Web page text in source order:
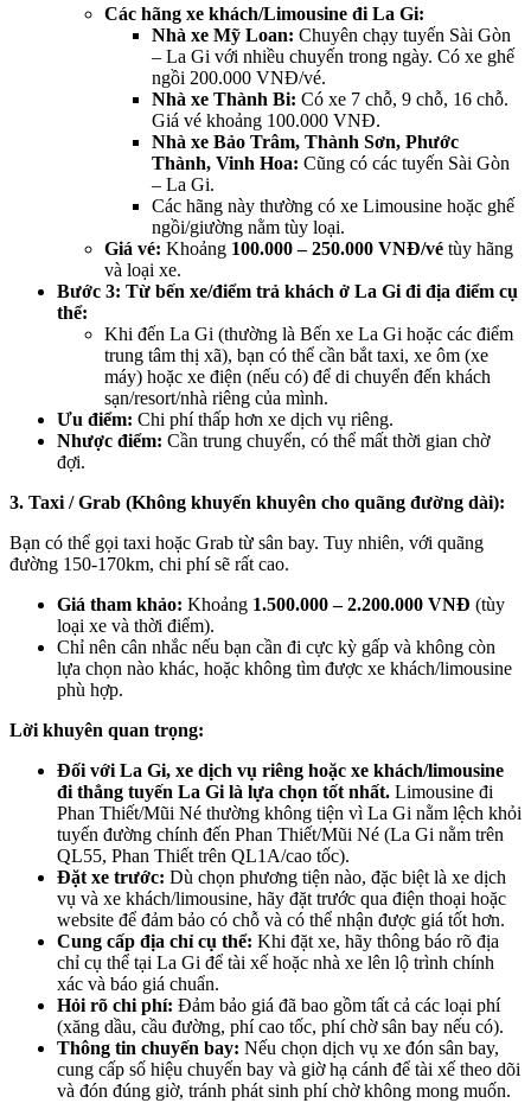
Các hãng xe khách/Limousine đi La Gi:
Nhà xe Mỹ Loan: Chuyên chạy tuyến Sài Gòn
– La Gi với nhiều chuyến trong ngày. Có xe ghế
ngồi 200.000 VNĐ/vé.
Nhà xe Thành Bi: Có xe 7 chỗ, 9 chỗ, 16 chỗ.
Giá vé khoảng 100.000 VNĐ.
Nhà xe Bảo Trâm, Thành Sơn, Phước
Thành, Vinh Hoa: Cũng có các tuyến Sài Gòn
– La Gi.
Các hãng này thường có xe Limousine hoặc ghế
ngồi/giường nằm tùy loại.
Giá vé: Khoảng 100.000 – 250.000 VNĐ/vé tùy hãng
và loại xe.
Bước 3: Từ bến xe/điểm trả khách ở La Gi đi địa điểm cụ
thể:
Khi đến La Gi (thường là Bến xe La Gi hoặc các điểm
trung tâm thị xã), bạn có thể cần bắt taxi, xe ôm (xe
máy) hoặc xe điện (nếu có) để di chuyển đến khách
sạn/resort/nhà riêng của mình.
Ưu điểm: Chi phí thấp hơn xe dịch vụ riêng.
Nhược điểm: Cần trung chuyển, có thể mất thời gian chờ
đợi.
3. Taxi / Grab (Không khuyến khuyên cho quãng đường dài):
Bạn có thể gọi taxi hoặc Grab từ sân bay. Tuy nhiên, với quãng
đường 150-170km, chi phí sẽ rất cao.
Giá tham khảo: Khoảng 1.500.000 – 2.200.000 VNĐ (tùy
loại xe và thời điểm).
Chỉ nên cân nhắc nếu bạn cần đi cực kỳ gấp và không còn
lựa chọn nào khác, hoặc không tìm được xe khách/limousine
phù hợp.
Lời khuyên quan trọng:
Đối với La Gi, xe dịch vụ riêng hoặc xe khách/limousine
đi thẳng tuyến La Gi là lựa chọn tốt nhất. Limousine đi
Phan Thiết/Mũi Né thường không tiện vì La Gi nằm lệch khỏi
tuyến đường chính đến Phan Thiết/Mũi Né (La Gi nằm trên
QL55, Phan Thiết trên QL1A/cao tốc).
Đặt xe trước: Dù chọn phương tiện nào, đặc biệt là xe dịch
vụ và xe khách/limousine, hãy đặt trước qua điện thoại hoặc
website để đảm bảo có chỗ và có thể nhận được giá tốt hơn.
Cung cấp địa chỉ cụ thể: Khi đặt xe, hãy thông báo rõ địa
chỉ cụ thể tại La Gi để tài xế hoặc nhà xe lên lộ trình chính
xác và báo giá chuẩn.
Hỏi rõ chi phí: Đảm bảo giá đã bao gồm tất cả các loại phí
(xăng dầu, cầu đường, phí cao tốc, phí chờ sân bay nếu có).
Thông tin chuyến bay: Nếu chọn dịch vụ xe đón sân bay,
cung cấp số hiệu chuyến bay và giờ hạ cánh để tài xế theo dõi
và đón đúng giờ, tránh phát sinh phí chờ không mong muốn.